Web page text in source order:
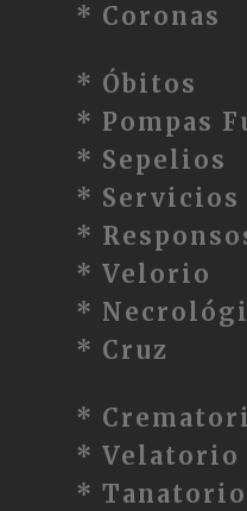
* Coronas
* Óbitos
* Pompas
* Sepelios
* Servicios
*
* Velorio
*
* Cruz
*
* Velatorio
* Tanatorio